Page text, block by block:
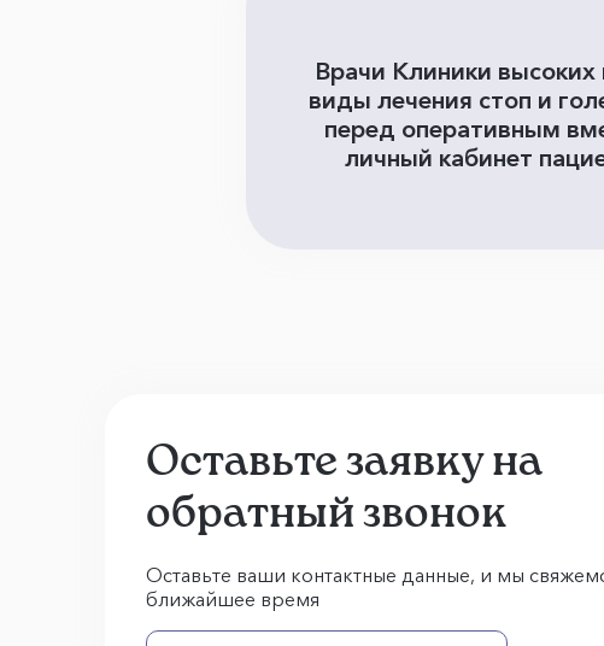
Врачи Клиники
виды лечения стоп и
перед оперативным
личный кабинет
Оставьте заявку на
обратный звонок
Оставьте ваши контактные данные, и мы
ближайшее время